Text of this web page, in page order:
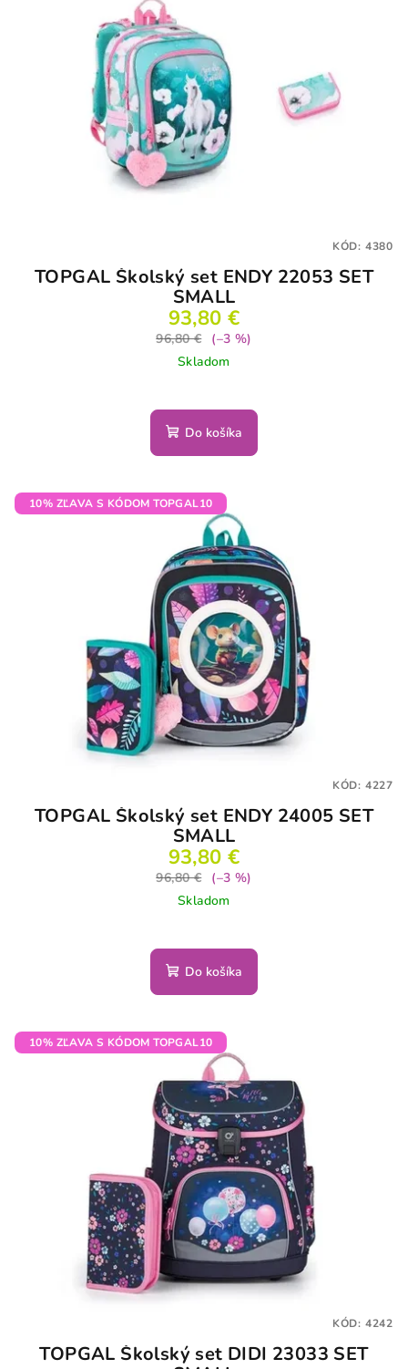
TOPGAL Školský set ENDY 22053 SET
SMALL
93,80 €
96,80 €
(–3 %)
Skladom
Do košíka
KÓD: 4380
10% ZĽAVA S KÓDOM TOPGAL10
TOPGAL Školský set ENDY 24005 SET
SMALL
93,80 €
96,80 €
(–3 %)
Skladom
Do košíka
KÓD: 4227
10% ZĽAVA S KÓDOM TOPGAL10
TOPGAL Školský set DIDI 23033 SET
KÓD: 4242